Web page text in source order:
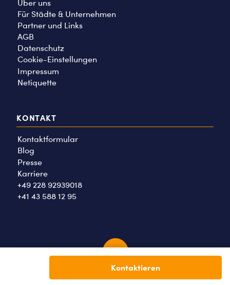
Kontaktieren
Über uns
Für Städte & Unternehmen
Partner und Links
AGB
Datenschutz
Cookie-Einstellungen
Impressum
Netiquette
KONTAKT
Kontaktformular
Blog
Presse
Karriere
+49 228 92939018
+41 43 588 12 95